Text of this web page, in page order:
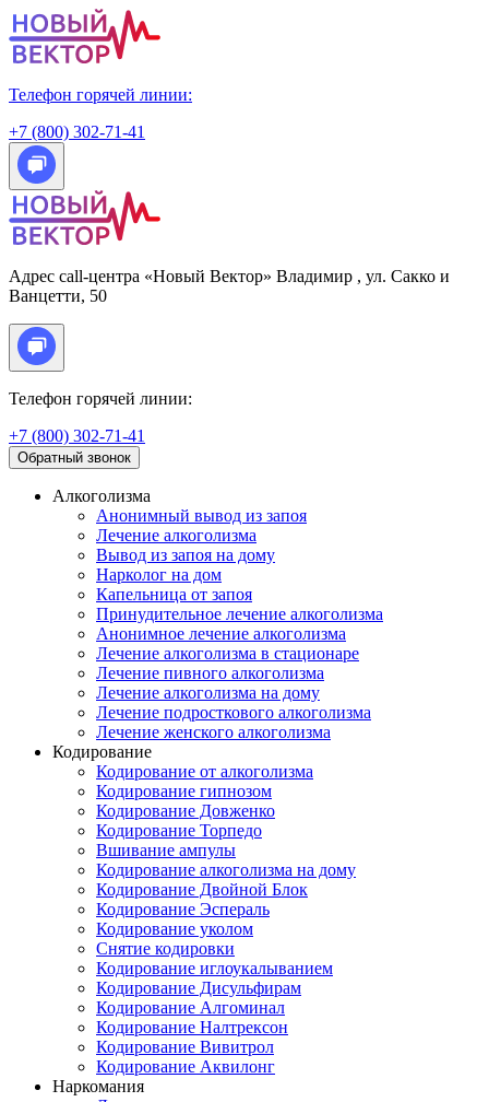
Телефон горячей линии:
+7 (800) 302-71-41
Адрес call-центра «Новый Вектор» Владимир , ул. Сакко и
Ванцетти, 50
Телефон горячей линии:
+7 (800) 302-71-41
Обратный звонок
Алкоголизма
Анонимный вывод из запоя
Лечение алкоголизма
Вывод из запоя на дому
Нарколог на дом
Капельница от запоя
Принудительное лечение алкоголизма
Анонимное лечение алкоголизма
Лечение алкоголизма в стационаре
Лечение пивного алкоголизма
Лечение алкоголизма на дому
Лечение подросткового алкоголизма
Лечение женского алкоголизма
Кодирование
Кодирование от алкоголизма
Кодирование гипнозом
Кодирование Довженко
Кодирование Торпедо
Вшивание ампулы
Кодирование алкоголизма на дому
Кодирование Двойной Блок
Кодирование Эспераль
Кодирование уколом
Снятие кодировки
Кодирование иглоукалыванием
Кодирование Дисульфирам
Кодирование Алгоминал
Кодирование Налтрексон
Кодирование Вивитрол
Кодирование Аквилонг
Наркомания